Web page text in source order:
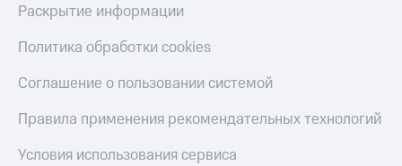
Раскрытие информации
Политика обработки cookies
Соглашение о пользовании системой
Правила применения рекомендательных технологий
Условия использования сервиса